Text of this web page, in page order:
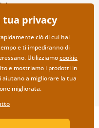
siamo
all’ingrosso
Dovido.it.
privacy
ciò di cui hai
e ti impediranno di
Utilizziamocookie
e mostriamo i prodotti in
aiutano a migliorare la tua
migliorata.